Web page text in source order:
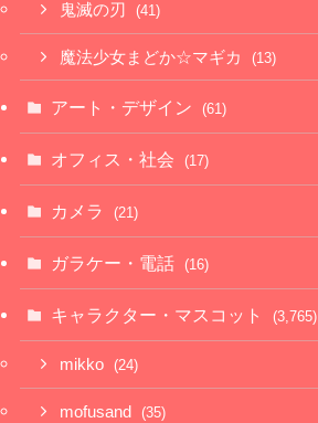
鬼滅の刃 (41)
魔法少女まどか☆マギカ (13)
アート・デザイン (61)
オフィス・社会 (17)
カメラ (21)
ガラケー・電話 (16)
キャラクター・マスコット (3,765)
mikko (24)
mofusand (35)